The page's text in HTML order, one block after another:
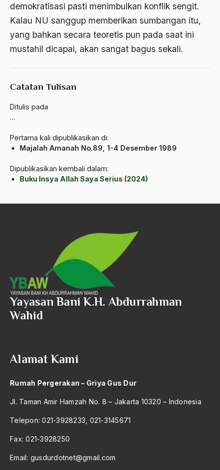
demokratisasi pasti menimbulkan konflik sengit.
Kalau NU sanggup memberikan sumbangan itu,
yang bahkan secara teoretis pun pada saat ini
mustahil dicapai, akan sangat bagus sekali.
Catatan Tulisan
Ditulis pada
…
Pertama kali dipublikasikan di:
Majalah Amanah No.89, 1-4 Desember 1989
Dipublikasikan kembali dalam:
Buku Insya Allah Saya Serius (2024)
Bangsawan
Banjar
bank
Bank Central Amerika
Bank Mualat Indonesia
Bank Perkeditan rakyat
Bank Summa
Banser
Barathiya Janata Party
BArisan Nasional
Barroness Cox
Batak
BBM
Beethoven
Begin
Beijing
Belanakan
belanda
Yayasan Bani K.H. Abdurrahman
Wahid
Alamat Kami
Rumah Pergerakan – Griya Gus Dur
Jl. Taman Amir Hamzah No. 8 – Jakarta 10320 – Indonesia
Telepon: 021-3928233, 021-3145671
Fax: 021-3928250
Email: gusdurdotnet@gmail.com